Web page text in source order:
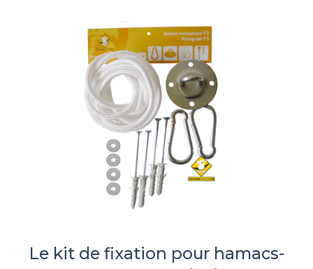
Le kit de fixation pour hamacs-